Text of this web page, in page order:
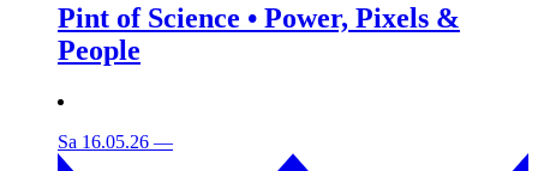
Pint of Science • Power, Pixels &
People
Sa 16.05.26 —